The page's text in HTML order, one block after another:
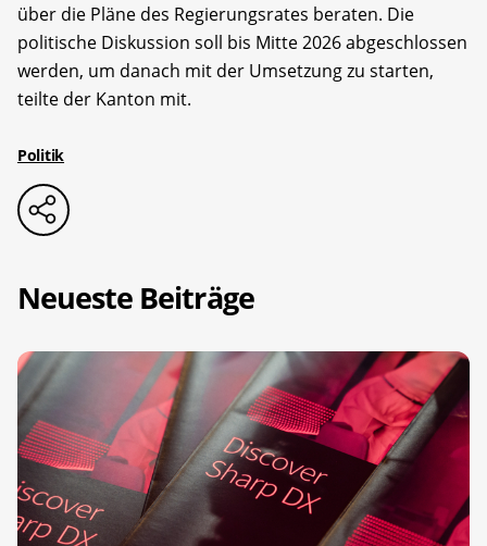
über die Pläne des Regierungsrates beraten. Die
politische Diskussion soll bis Mitte 2026 abgeschlossen
werden, um danach mit der Umsetzung zu starten,
teilte der Kanton mit.
Politik
Neueste Beiträge